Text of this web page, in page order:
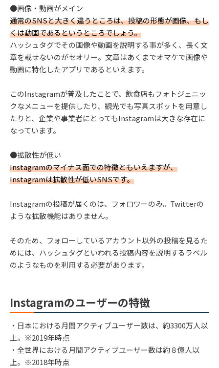
●画像・動画がメイン
通常のSNSと大きく違うところは、投稿の形態が画像、もし
くは動画であるというところでしょう。
ハッシュタグでその画像や動画を説明する事が多く、長く文
章を載せないのがセオリー。文章はあくまでオマケで画像や
動画に特化したアプリであるといえます。
このInstagramが普及したことで、飲食店もフォトジェニッ
クなメニューを提供したり、観光でも写真スポットを用意し
たりと、企業や事業者にとってもInstagramは大きな存在に
なっています。
●拡散性が低い
Instagramのマイナス面での特徴ともいえますが、
Instagramは拡散性が低いSNSです。
Instagramの投稿が届くのは、フォロワーのみ。Twitterの
ような拡散機能はありません。
そのため、フォローしているアカウント以外の投稿を見るた
めには、ハッシュタグといわれる投稿内容を説明するラベル
のようなものを利用する必要があります。
Instagramのユーザーの特徴
・日本における月間アクティブユーザー数は、約3300万人以
上。※2019年時点
・全世界における月間アクティブユーザー数は約８億人以
上。※2018年時点